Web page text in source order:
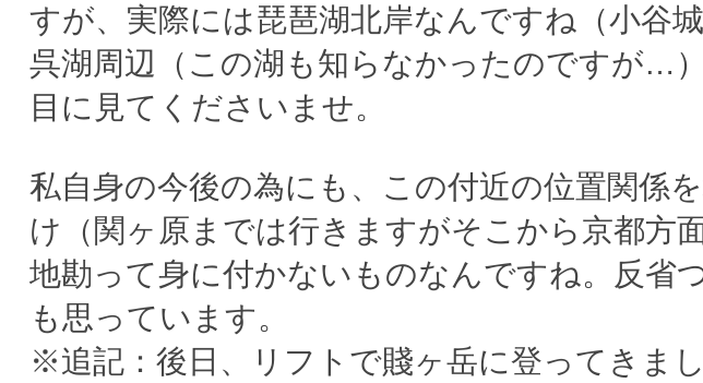
すが、実際には琵琶湖北岸なんですね（小谷
呉湖周辺（この湖も知らなかったのですが…
目に見てくださいませ。
私自身の今後の為にも、この付近の位置関係
け（関ヶ原までは行きますがそこから京都
地勘って身に付かないものなんですね。反省
も思っています。
※追記：後日、リフトで賤ヶ岳に登ってきまし